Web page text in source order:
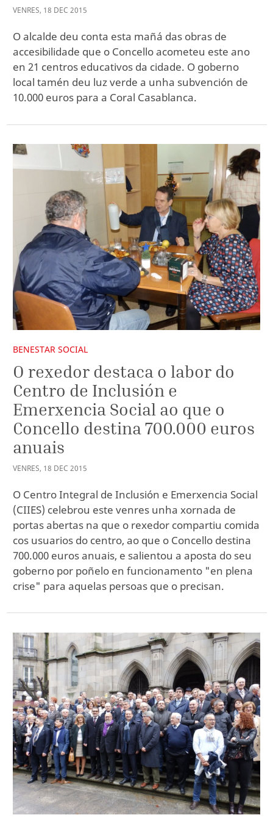
VENRES, 18 DEC 2015
O alcalde deu conta esta mañá das obras de
accesibilidade que o Concello acometeu este ano
en 21 centros educativos da cidade. O goberno
local tamén deu luz verde a unha subvención de
10.000 euros para a Coral Casablanca.
BENESTAR SOCIAL
O rexedor destaca o labor do
Centro de Inclusión e
Emerxencia Social ao que o
Concello destina 700.000 euros
anuais
VENRES, 18 DEC 2015
O Centro Integral de Inclusión e Emerxencia Social
(CIIES) celebrou este venres unha xornada de
portas abertas na que o rexedor compartiu comida
cos usuarios do centro, ao que o Concello destina
700.000 euros anuais, e salientou a aposta do seu
goberno por poñelo en funcionamento "en plena
crise" para aquelas persoas que o precisan.